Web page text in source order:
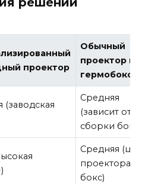
проектор
Обычный
проектор в
гермобоксе
(заводская
Средняя
(зависит от
сборки
Средняя
проектора +
бокс)